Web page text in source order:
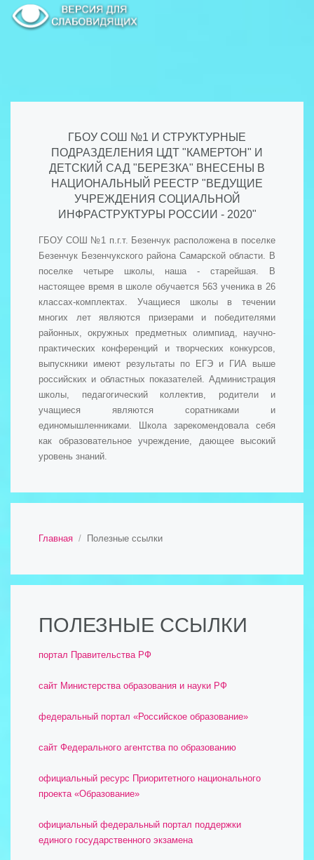
ГБОУ СОШ №1 И СТРУКТУРНЫЕ
ПОДРАЗДЕЛЕНИЯ ЦДТ "КАМЕРТОН" И
ДЕТСКИЙ САД "БЕРЕЗКА" ВНЕСЕНЫ В
НАЦИОНАЛЬНЫЙ РЕЕСТР "ВЕДУЩИЕ
УЧРЕЖДЕНИЯ СОЦИАЛЬНОЙ
ИНФРАСТРУКТУРЫ РОССИИ - 2020"
ГБОУ СОШ №1 п.г.т. Безенчук расположена в поселке
Безенчук Безенчукского района Самарской области. В
поселке четыре школы, наша - старейшая. В
настоящее время в школе обучается 563 ученика в 26
классах-комплектах. Учащиеся школы в течении
многих лет являются призерами и победителями
районных, окружных предметных олимпиад, научно-
практических конференций и творческих конкурсов,
выпускники имеют результаты по ЕГЭ и ГИА выше
российских и областных показателей. Администрация
школы, педагогический коллектив, родители и
учащиеся являются соратниками и
единомышленниками. Школа зарекомендовала себя
как образовательное учреждение, дающее высокий
уровень знаний.
Главная Полезные ссылки
ПОЛЕЗНЫЕ ССЫЛКИ
портал Правительства РФ
сайт Министерства образования и науки РФ
федеральный портал «Российское образование»
сайт Федерального агентства по образованию
официальный ресурс Приоритетного национального
проекта «Образование»
официальный федеральный портал поддержки
единого государственного экзамена